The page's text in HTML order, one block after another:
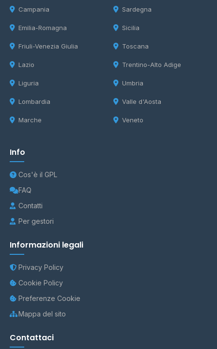
Campania
Emilia-Romagna
Friuli-Venezia Giulia
Lazio
Liguria
Lombardia
Marche
Sardegna
Sicilia
Toscana
Trentino-Alto Adige
Umbria
Valle d'Aosta
Veneto
Info
Cos'è il GPL
FAQ
Contatti
Per gestori
Informazioni legali
Privacy Policy
Cookie Policy
Preferenze Cookie
Mappa del sito
Contattaci